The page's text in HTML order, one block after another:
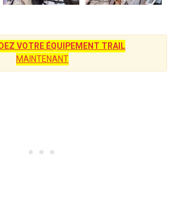
VOTRE ÉQUIPEMENT TRAIL
MAINTENANT